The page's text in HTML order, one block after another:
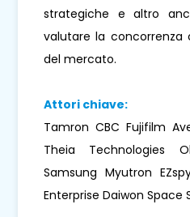
strategiche e altro
valutare la concorrenza
del mercato.
Attori chiave:
Tamron CBC Fujifilm
Theia Technologies
Samsung Myutron
Enterprise Daiwon Space